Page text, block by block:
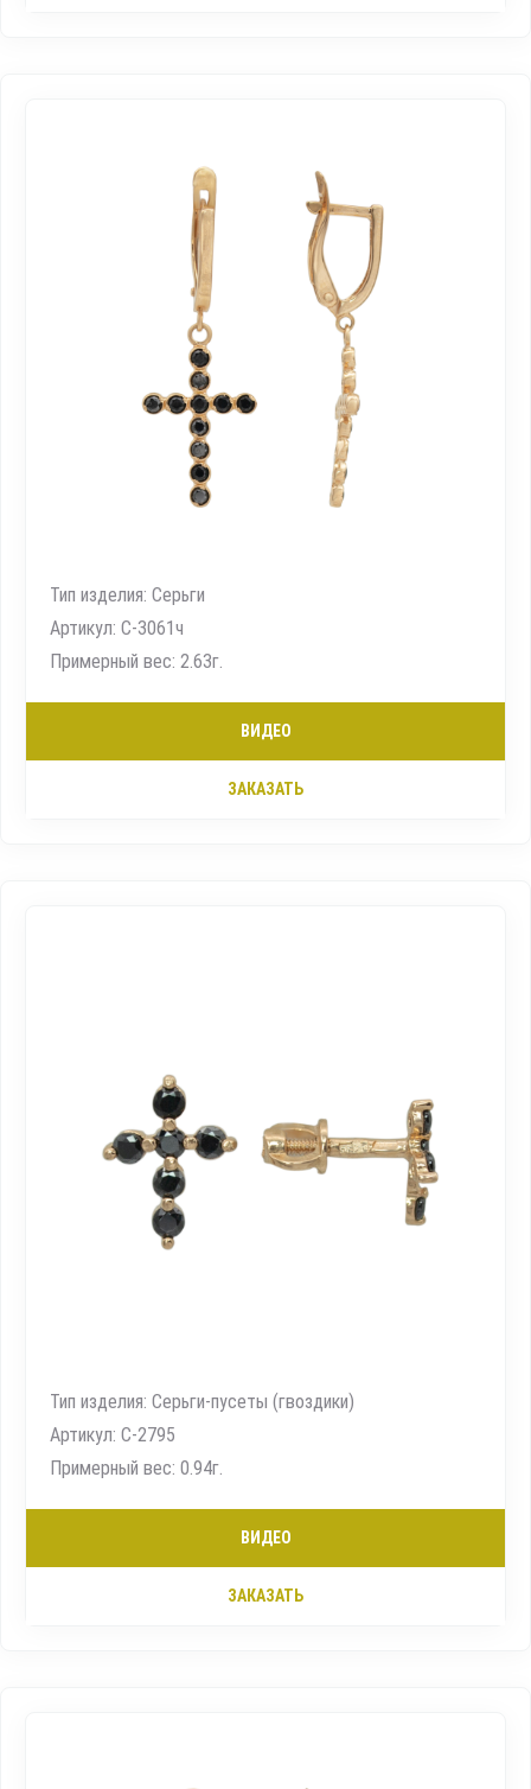
Тип изделия: Серьги
Артикул: С-3061ч
Примерный вес: 2.63г.
ВИДЕО
ЗАКАЗАТЬ
Тип изделия: Серьги-пусеты (гвоздики)
Артикул: С-2795
Примерный вес: 0.94г.
ВИДЕО
ЗАКАЗАТЬ